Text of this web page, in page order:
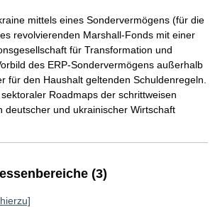
mittels eines Sondervermögens (für die
revolvierenden Marshall-Fonds mit einer
für Transformation und
des ERP-Sondervermögens außerhalb
für den Haushalt geltenden Schuldenregeln.
Roadmaps der schrittweisen
deutscher und ukrainischer Wirtschaft
(3)